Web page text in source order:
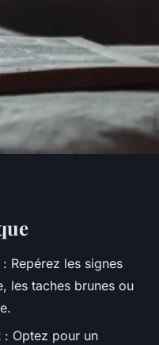
pour
de lit à
lecture
: Repérez les signes
les taches brunes ou
: Optez pour un